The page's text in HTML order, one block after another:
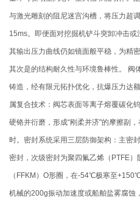
与激光雕刻的阻尼迷宫沟槽，将压力超
15ms。即便面对挖掘机铲斗突卸冲击或
其输出压力曲线仍如镜面般平稳，为精
其次是的结构耐久性与环境鲁棒性。 阀
铸造，经有限元拓扑优化，抗爆压力达
属复合技术：阀芯表面等离子熔覆碳化
硬铬并衍磨，形成“刚柔并济"的摩擦副
时。密封系统采用三层防御架构：主密
密封，次级密封为聚四氟乙烯（PTFE
（FFKM）O形圈，在-54℃极寒至
机械的200g振动加速度或船舶盐雾腐蚀